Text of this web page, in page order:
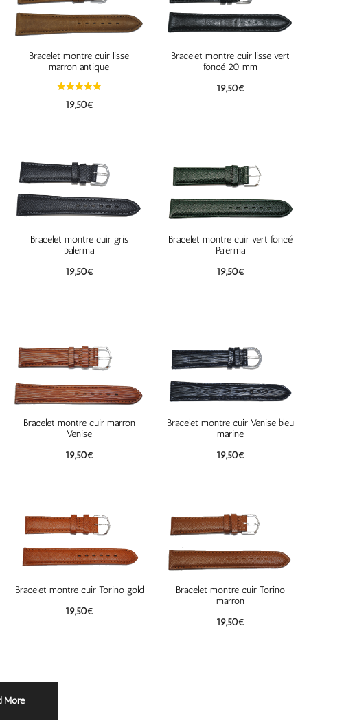
Bracelet montre cuir lisse
marron antique
19,50€
Bracelet montre cuir lisse vert
foncé 20 mm
19,50€
Bracelet montre cuir gris
palerma
19,50€
Bracelet montre cuir vert foncé
Palerma
19,50€
Bracelet montre cuir marron
Venise
19,50€
Bracelet montre cuir Venise bleu
marine
19,50€
Bracelet montre cuir Torino gold
19,50€
Bracelet montre cuir Torino
marron
19,50€
More